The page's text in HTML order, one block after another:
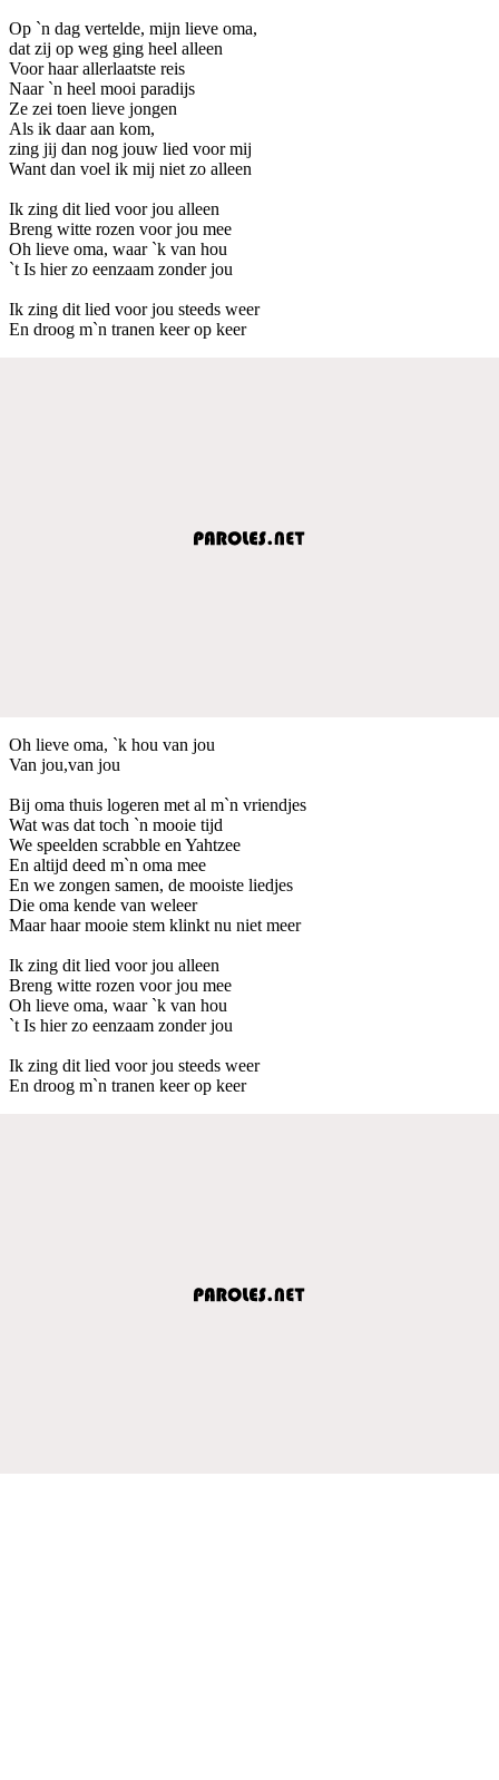
Op `n dag vertelde, mijn lieve oma,
dat zij op weg ging heel alleen
Voor haar allerlaatste reis
Naar `n heel mooi paradijs
Ze zei toen lieve jongen
Als ik daar aan kom,
zing jij dan nog jouw lied voor mij
Want dan voel ik mij niet zo alleen
Ik zing dit lied voor jou alleen
Breng witte rozen voor jou mee
Oh lieve oma, waar `k van hou
`t Is hier zo eenzaam zonder jou
Ik zing dit lied voor jou steeds weer
En droog m`n tranen keer op keer
Oh lieve oma, `k hou van jou
Van jou,van jou
Bij oma thuis logeren met al m`n vriendjes
Wat was dat toch `n mooie tijd
We speelden scrabble en Yahtzee
En altijd deed m`n oma mee
En we zongen samen, de mooiste liedjes
Die oma kende van weleer
Maar haar mooie stem klinkt nu niet meer
Ik zing dit lied voor jou alleen
Breng witte rozen voor jou mee
Oh lieve oma, waar `k van hou
`t Is hier zo eenzaam zonder jou
Ik zing dit lied voor jou steeds weer
En droog m`n tranen keer op keer